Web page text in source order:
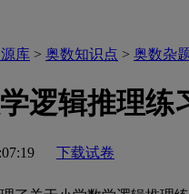
库 > 奥数知识点 > 奥数杂
逻辑推理练
下载试卷